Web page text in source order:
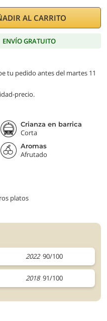
AL CARRITO
ENVÍO GRATUITO
tu pedido antes del martes 11
precio.
Crianza en barrica
Corta
Aromas
Afrutado
platos
2022 90/100
2018 91/100